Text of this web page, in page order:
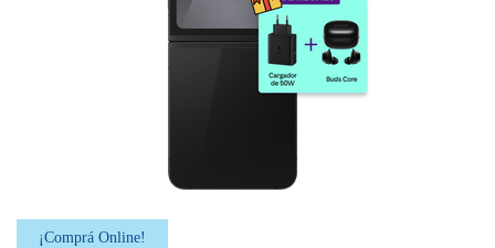
¡Comprá Online!